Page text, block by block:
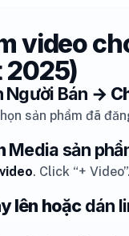
video
2025)
Người Bán →
sản phẩm đã
Media sản
. Click “+
lên hoặcdán